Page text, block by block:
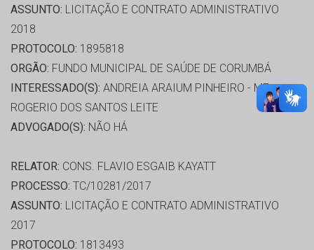
ASSUNTO: LICITAÇÃO E CONTRATO ADMINISTRATIVO
2018
PROTOCOLO: 1895818
ORGÃO: FUNDO MUNICIPAL DE SAÚDE DE CORUMBÁ
INTERESSADO(S): ANDREIA ARAIUM PINHEIRO - ME,
ROGERIO DOS SANTOS LEITE
ADVOGADO(S): NÃO HÁ
RELATOR: CONS. FLAVIO ESGAIB KAYATT
PROCESSO: TC/10281/2017
ASSUNTO: LICITAÇÃO E CONTRATO ADMINISTRATIVO
2017
PROTOCOLO: 1813493